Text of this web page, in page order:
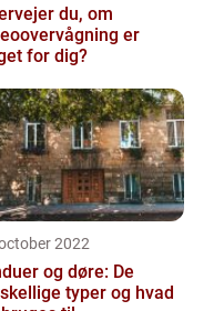
du, om
er
for dig?
2022
og døre: De
typer og hvad